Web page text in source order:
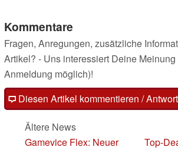
Kommentare
Fragen, Anregungen, zusätzliche
Artikel? - Uns interessiert Deine
Anmeldung möglich)!
Diesen Artikel kommentieren /
Ältere News
Gamevice Flex: Neuer
Top-